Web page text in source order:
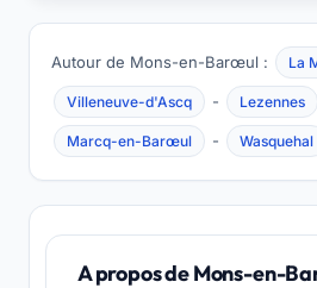
Autour de Mons-en-Barœul : La
Villeneuve-d'Ascq - Lezennes
Marcq-en-Barœul - Wasquehal
A propos de Mons-en-